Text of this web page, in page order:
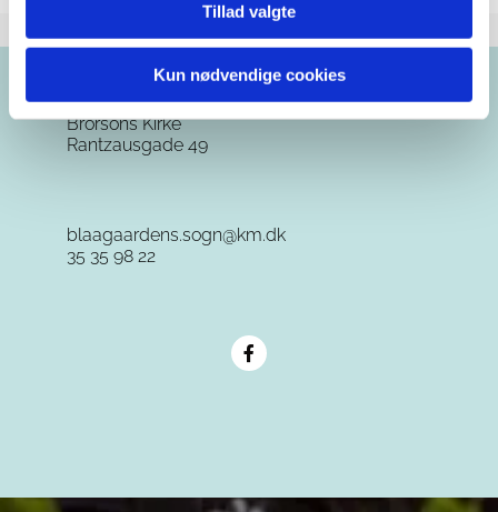
Tillad valgte
Kun nødvendige cookies
Brorsons Kirke
Rantzausgade 49
blaagaardens.sogn@km.dk
35 35 98 22